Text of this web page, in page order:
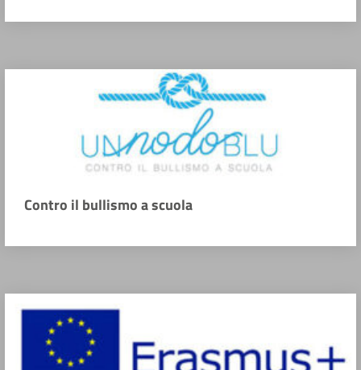
Contro il bullismo a scuola